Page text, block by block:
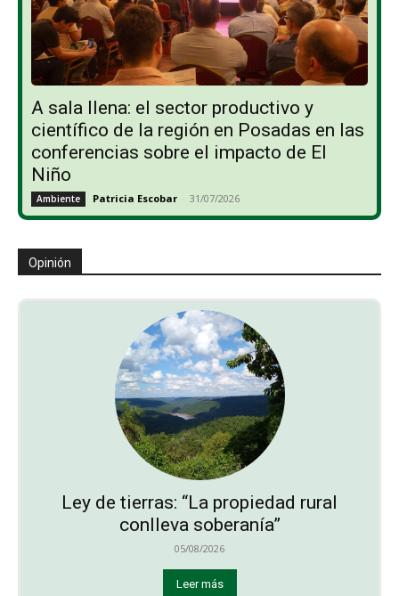
A sala llena: el sector productivo y
científico de la región en Posadas en las
conferencias sobre el impacto de El
Niño
Ambiente Patricia Escobar - 31/07/2026
Opinión
Ley de tierras: “La propiedad rural
conlleva soberanía”
05/08/2026
Leer más